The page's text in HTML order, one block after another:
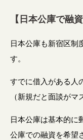
【日本公庫で融
日本公庫も新宿区制
す。
すでに借入がある人
（新規だと面談がマ
日本公庫は基本的に
公庫での融資を希望